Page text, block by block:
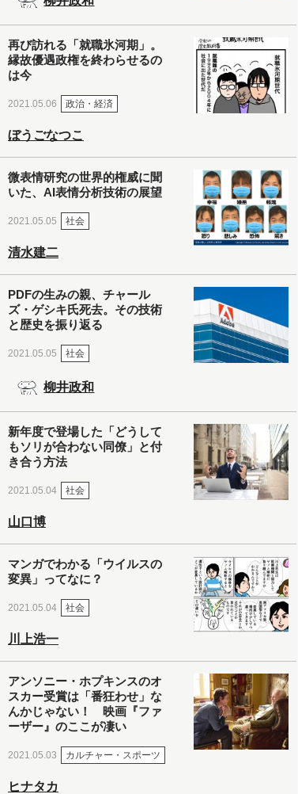
再び訪れる「就職氷河期」。
縁故優遇政権を終わらせるの
は今
2021.05.06 政治・経済
ぼうごなつこ
微表情研究の世界的権威に聞
いた、AI表情分析技術の展望
2021.05.05 社会
清水建二
PDFの生みの親、チャール
ズ・ゲシキ氏死去。その技術
と歴史を振り返る
2021.05.05 社会
柳井政和
新年度で登場した「どうして
もソリが合わない同僚」と付
き合う方法
2021.05.04 社会
山口博
マンガでわかる「ウイルスの
変異」ってなに？
2021.05.04 社会
川上浩一
アンソニー・ホプキンスのオ
スカー受賞は「番狂わせ」な
んかじゃない！ 映画『ファ
ーザー』のここが凄い
2021.05.03 カルチャー・スポーツ
ヒナタカ